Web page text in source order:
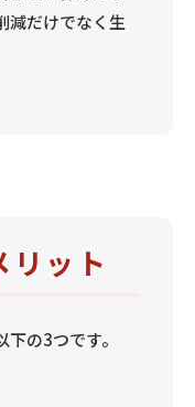
減だけでなく生
リット
の3つです。